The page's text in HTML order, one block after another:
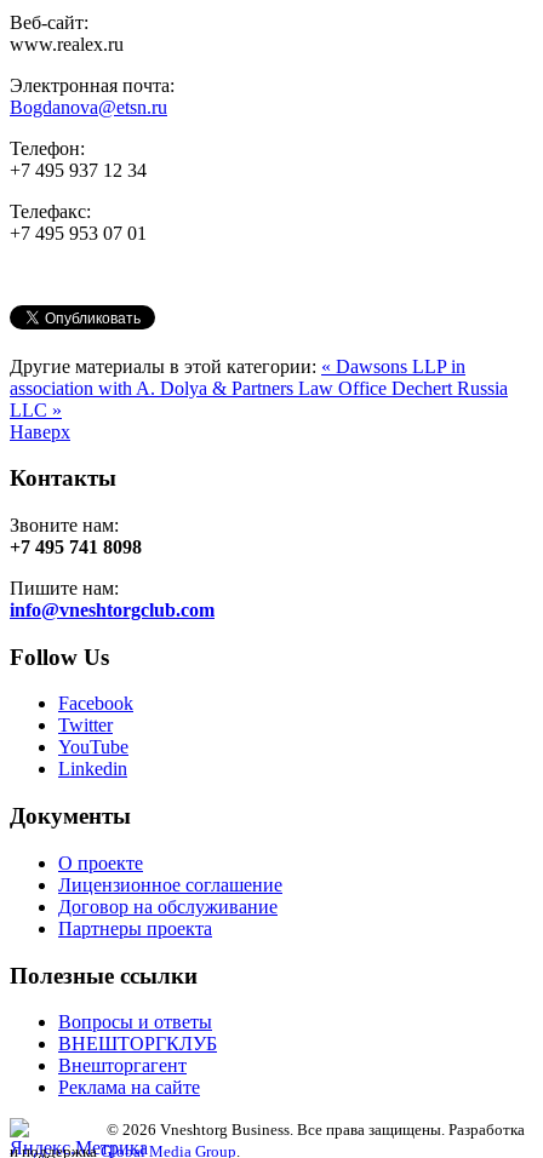
Веб-сайт:
www.realex.ru
Электронная почта:
Bogdanova@etsn.ru
Телефон:
+7 495 937 12 34
Телефакс:
+7 495 953 07 01
Другие материалы в этой категории: « Dawsons LLP in
association with A. Dolya & Partners Law Office Dechert Russia
LLC »
Наверх
Контакты
Звоните нам:
+7 495 741 8098
Пишите нам:
info@vneshtorgclub.com
Follow Us
Facebook
Twitter
YouTube
Linkedin
Документы
О проекте
Лицензионное соглашение
Договор на обслуживание
Партнеры проекта
Полезные ссылки
Вопросы и ответы
ВНЕШТОРГКЛУБ
Внешторгагент
Реклама на сайте
© 2026 Vneshtorg Business. Все права защищены. Разработка
и поддержкаGlobal Media Group.